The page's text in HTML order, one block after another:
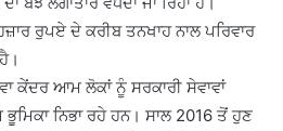
ਰੁਪਏ ਦੇ ਕਰੀਬ ਤਨਖਾਹ ਨਾਲ ਪਰਿਵਾਰ
ਕੇਂਦਰ ਆਮ ਲੋਕਾਂ ਨੂੰ ਸਰਕਾਰੀ ਸੇਵਾਵਾਂ
ਨਿਭਾ ਰਹੇ ਹਨ। ਸਾਲ 2016 ਤੋਂ ਹੁਣ